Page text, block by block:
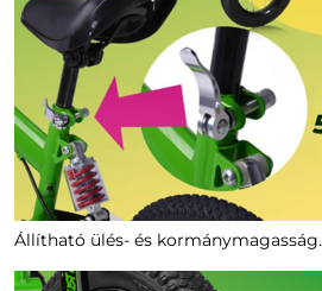
Állítható ülés- és kormánymagasság.